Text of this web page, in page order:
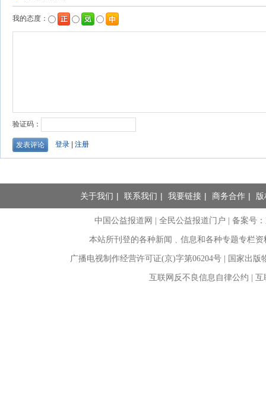
关于我们 | 联系我们 | 我要链接 | 商务合作 |
中国公益报道网 | 全民公益报道门户 |备案号
本站所刊登的各种新闻﹑信息和各种专题专栏
广播电视制作经营许可证(京)字第06204号 | 国家出
互联网反不良信息自律公约 |